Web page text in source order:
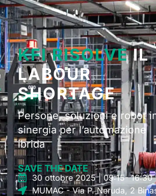
KFI RISOLVEIL
LABOUR
SHORTAGE
Persone, soluzioni e robot
sinergia per l’automazione
ibrida
SAVE THE DATE
30 ottobre 2025 | 09:15- 16:30
MUMAC - Via P. Neruda, 2